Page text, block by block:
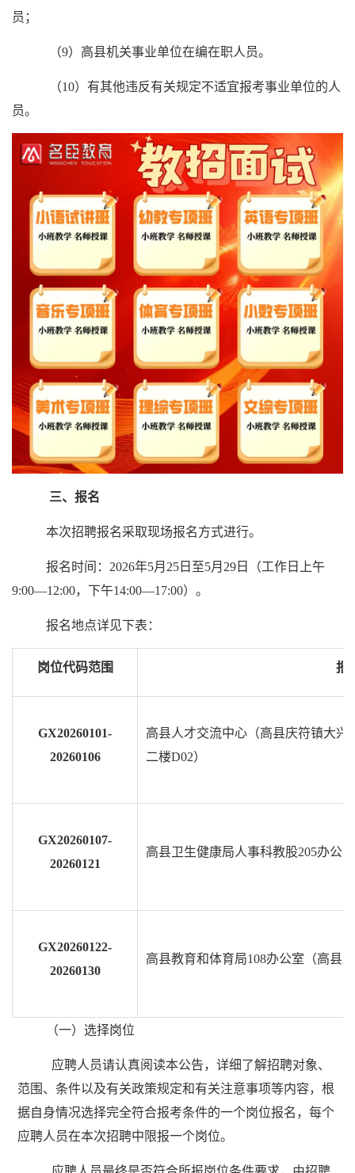
员；
（9）高县机关事业单位在编在职人员。
（10）有其他违反有关规定不适宜报考事业单位的人
员。
三、报名
本次招聘报名采取现场报名方式进行。
报名时间：2026年5月25日至5月29日（工作日上午
9:00—12:00，下午14:00—17:00）。
报名地点详见下表：
岗位代码范围 报
GX20260101-
20260106
高县人才交流中心（高县庆符镇大
二楼D02）
GX20260107-
20260121
高县卫生健康局人事科教股205办公
GX20260122-
20260130
高县教育和体育局108办公室（高县
（一）选择岗位
应聘人员请认真阅读本公告，详细了解招聘对象、
范围、条件以及有关政策规定和有关注意事项等内容，根
据自身情况选择完全符合报考条件的一个岗位报名，每个
应聘人员在本次招聘中限报一个岗位。